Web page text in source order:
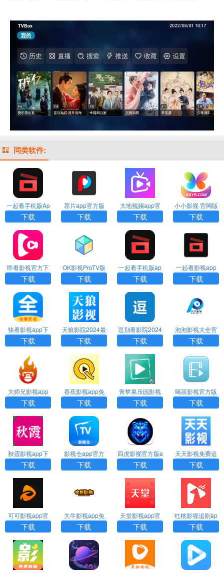
同类软件:
一起看手机版Ap
p下载安装免费版
下载
荐片app官方版
下载
下载
大地视频app官
方下载
下载
小小影视 官网版
下载2026
下载
即看影视官方下
载2025
下载
OK影视ProTV版
官方下载
下载
一起看手机版ap
p官网版下载
下载
一起看影视app
官方下载最新版
本
下载
快看影视app下
载免费
下载
天狼影院2024最
新版下载
下载
逗别看影院2024
最新版下载
下载
泡泡影视大全官
方正版下载
下载
大师兄影视app
最新安卓版下载
下载
香蕉影视app免
费版下载
下载
青苹果乐园影视
免费版下载
下载
喝茶影视官方版
下载
下载
秋霞影视app下
载
下载
影视仓app官方
免费版下载
下载
四虎影视官方版a
pp下载
下载
天天影视免费追
剧app下载
下载
可可影视app官
方下载最新版
下载
大牛影视app免
费下载
下载
天堂影视app官
方去广告版下载
下载
红桃影视追剧ap
p下载
下载